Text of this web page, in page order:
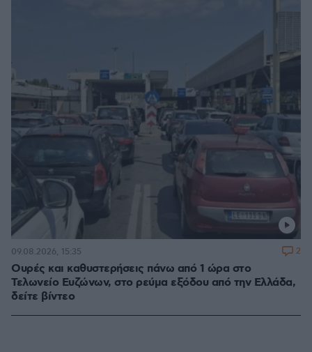
Ουρές και καθυστερήσεις πάνω από 1 ώρα στο
Τελωνείο Ευζώνων, στο ρεύμα εξόδου από την Ελλάδα,
δείτε βίντεο
09.08.2026, 15:35 2